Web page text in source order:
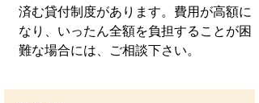
済む貸付制度があります。費用が高額に
なり、いったん全額を負担することが困
難な場合には、ご相談下さい。